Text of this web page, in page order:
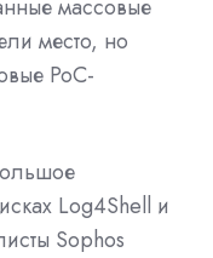
массовые
место, но
PoC-
Log4Shell и
Sophos